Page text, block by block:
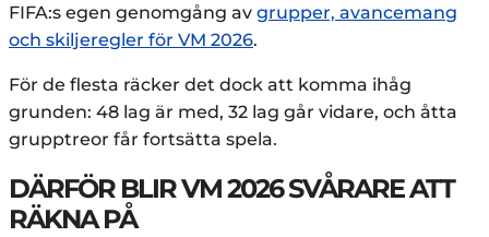
FIFA:s egen genomgång av grupper, avancemang
och skiljeregler för VM 2026.
För de flesta räcker det dock att komma ihåg
grunden: 48 lag är med, 32 lag går vidare, och åtta
grupptreor får fortsätta spela.
DÄRFÖR BLIR VM 2026 SVÅRARE ATT
RÄKNA PÅ